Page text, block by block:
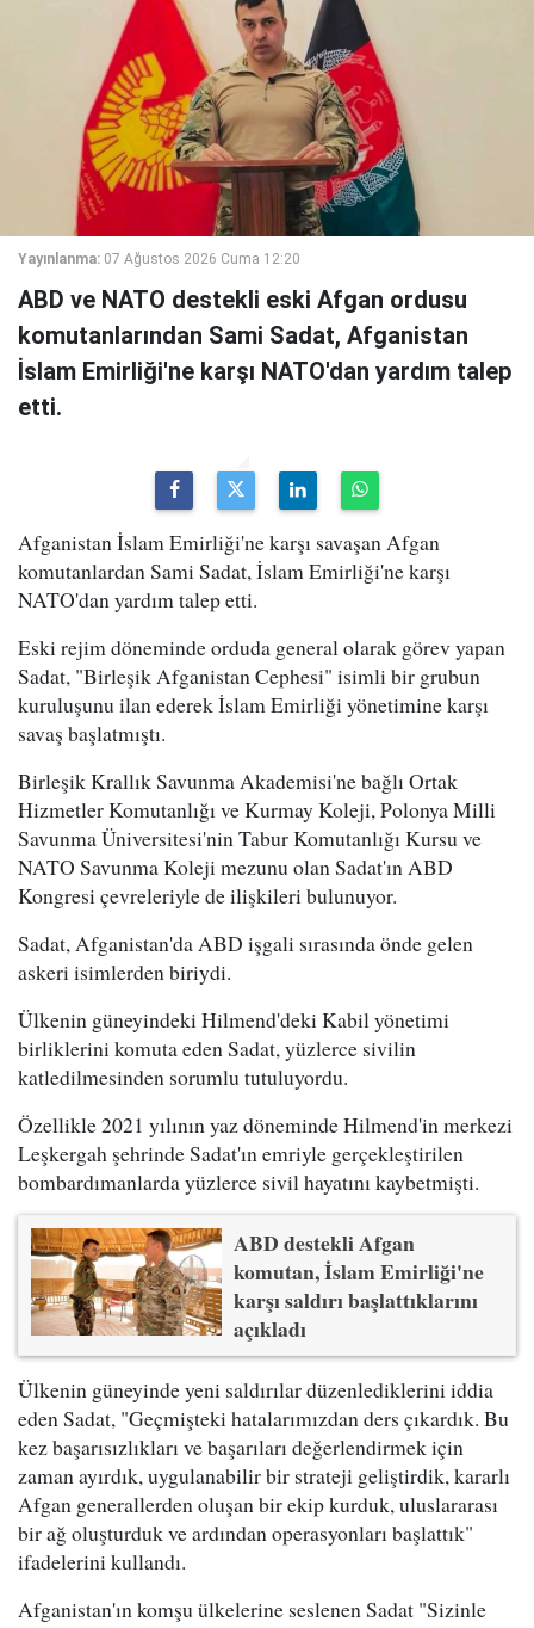
Yayınlanma: 07 Ağustos 2026 Cuma 12:20
ABD ve NATO destekli eski Afgan ordusu
komutanlarından Sami Sadat, Afganistan
İslam Emirliği'ne karşı NATO'dan yardım talep
etti.
Afganistan İslam Emirliği'ne karşı savaşan Afgan
komutanlardan Sami Sadat, İslam Emirliği'ne karşı
NATO'dan yardım talep etti.
Eski rejim döneminde orduda general olarak görev yapan
Sadat, "Birleşik Afganistan Cephesi" isimli bir grubun
kuruluşunu ilan ederek İslam Emirliği yönetimine karşı
savaş başlatmıştı.
Birleşik Krallık Savunma Akademisi'ne bağlı Ortak
Hizmetler Komutanlığı ve Kurmay Koleji, Polonya Milli
Savunma Üniversitesi'nin Tabur Komutanlığı Kursu ve
NATO Savunma Koleji mezunu olan Sadat'ın ABD
Kongresi çevreleriyle de ilişkileri bulunuyor.
Sadat, Afganistan'da ABD işgali sırasında önde gelen
askeri isimlerden biriydi.
Ülkenin güneyindeki Hilmend'deki Kabil yönetimi
birliklerini komuta eden Sadat, yüzlerce sivilin
katledilmesinden sorumlu tutuluyordu.
Özellikle 2021 yılının yaz döneminde Hilmend'in merkezi
Leşkergah şehrinde Sadat'ın emriyle gerçekleştirilen
bombardımanlarda yüzlerce sivil hayatını kaybetmişti.
ABD destekli Afgan
komutan, İslam Emirliği'ne
karşı saldırı başlattıklarını
açıkladı
Ülkenin güneyinde yeni saldırılar düzenlediklerini iddia
eden Sadat, "Geçmişteki hatalarımızdan ders çıkardık. Bu
kez başarısızlıkları ve başarıları değerlendirmek için
zaman ayırdık, uygulanabilir bir strateji geliştirdik, kararlı
Afgan generallerden oluşan bir ekip kurduk, uluslararası
bir ağ oluşturduk ve ardından operasyonları başlattık"
ifadelerini kullandı.
Afganistan'ın komşu ülkelerine seslenen Sadat "Sizinle